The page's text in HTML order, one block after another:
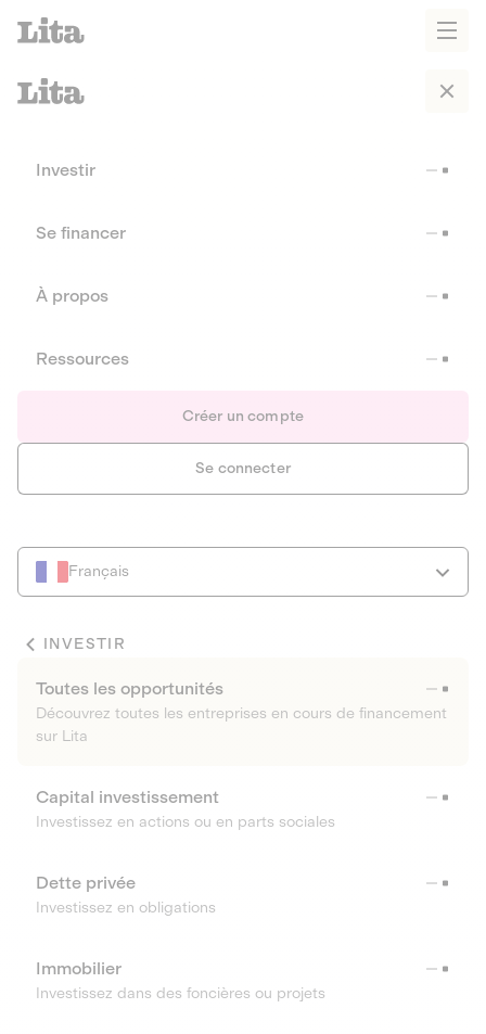
Investir
Se financer
À propos
Ressources
Créer un compte
Se connecter
Français
INVESTIR
Toutes les opportunités
Découvrez toutes les entreprises en cours de financement
sur Lita
Capital investissement
Investissez en actions ou en parts sociales
Dette privée
Investissez en obligations
Immobilier
Investissez dans des foncières ou projets